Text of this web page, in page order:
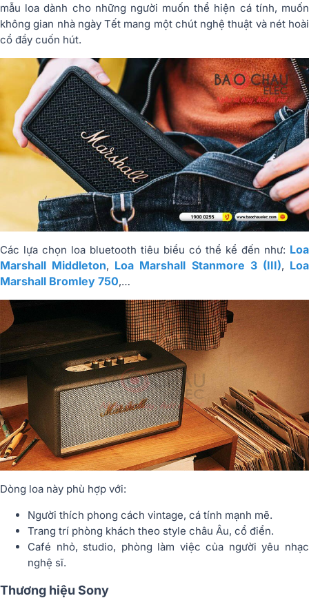
mẫu loa dành cho những người muốn thể hiện cá tính, muốn
không gian nhà ngày Tết mang một chút nghệ thuật và nét hoài
cổ đầy cuốn hút.
Các lựa chọn loa bluetooth tiêu biểu có thể kể đến như: Loa
Marshall Middleton, Loa Marshall Stanmore 3 (III), Loa
Marshall Bromley 750,…
Dòng loa này phù hợp với:
Người thích phong cách vintage, cá tính mạnh mẽ.
Trang trí phòng khách theo style châu Âu, cổ điển.
Café nhỏ, studio, phòng làm việc của người yêu nhạc
nghệ sĩ.
Thương hiệu Sony